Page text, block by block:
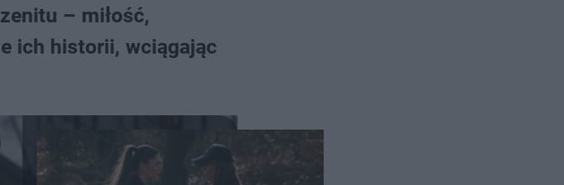
– miłość,
ich historii, wciągając